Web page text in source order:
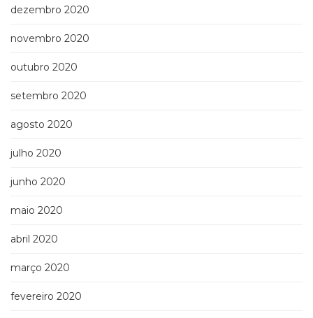
dezembro 2020
novembro 2020
outubro 2020
setembro 2020
agosto 2020
julho 2020
junho 2020
maio 2020
abril 2020
março 2020
fevereiro 2020